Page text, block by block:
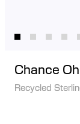
Chance
Recycled